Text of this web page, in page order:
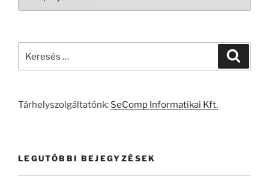
Tárhelyszolgáltatónk: SeComp Informatikai Kft.
LEGUTÓBBI BEJEGYZÉSEK